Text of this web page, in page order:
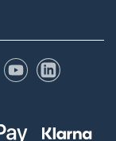
YouTubeLinkedIn